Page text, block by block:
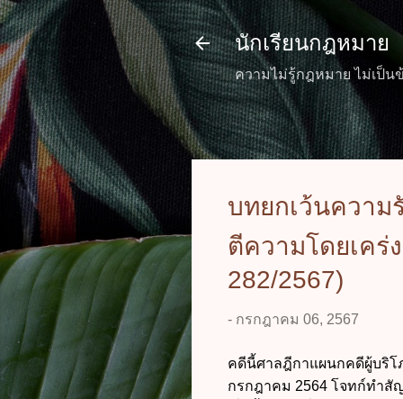
นักเรียนกฎหมาย
ความไม่รู้กฎหมาย ไม่เป็น
บทยกเว้นความ
ตีความโดยเค
282/2567)
- กรกฎาคม 06, 2567
คดีนี้ศาลฎีกาแผนกคดีผู้บริโ
กรกฎาคม 2564 โจทก์ทำสั